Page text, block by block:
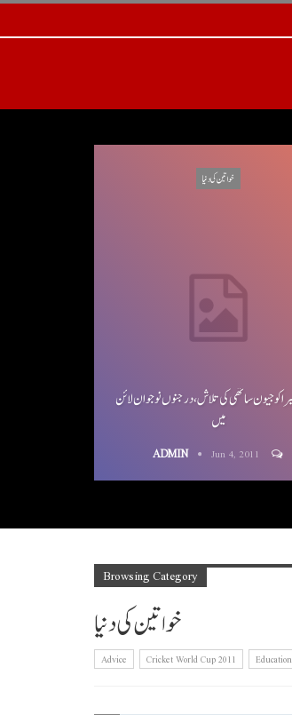
خواتین کی دنیا
کو جیون ساتھی کی تلاش، درجنوں نوجوان لائن
میں
ADMIN Jun 4, 2011
Browsing Category
خواتین کی دنیا
Advice Cricket World Cup 2011 Education